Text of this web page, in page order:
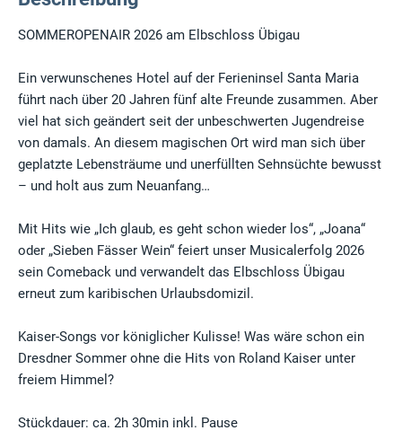
SOMMEROPENAIR 2026 am Elbschloss Übigau
Ein verwunschenes Hotel auf der Ferieninsel Santa Maria
führt nach über 20 Jahren fünf alte Freunde zusammen. Aber
viel hat sich geändert seit der unbeschwerten Jugendreise
von damals. An diesem magischen Ort wird man sich über
geplatzte Lebensträume und unerfüllten Sehnsüchte bewusst
– und holt aus zum Neuanfang…
Mit Hits wie „Ich glaub, es geht schon wieder los“, „Joana“
oder „Sieben Fässer Wein“ feiert unser Musicalerfolg 2026
sein Comeback und verwandelt das Elbschloss Übigau
erneut zum kari­bischen Urlaubsdomizil.
Kaiser-Songs vor königlicher Kulisse! Was wäre schon ein
Dresdner Sommer ohne die Hits von Roland Kaiser unter
freiem Himmel?
Stückdauer: ca. 2h 30min inkl. Pause